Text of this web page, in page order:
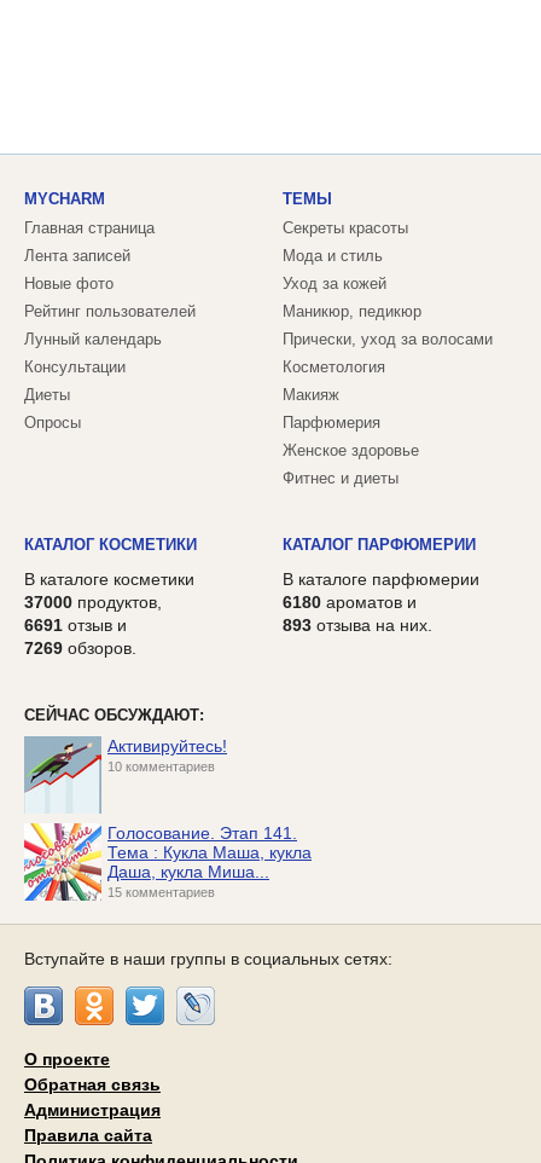
MYCHARM
Главная страница
Лента записей
Новые фото
Рейтинг пользователей
Лунный календарь
Консультации
Диеты
Опросы
ТЕМЫ
Секреты красоты
Мода и стиль
Уход за кожей
Маникюр, педикюр
Прически, уход за волосами
Косметология
Макияж
Парфюмерия
Женское здоровье
Фитнес и диеты
КАТАЛОГ КОСМЕТИКИ
В каталоге косметики
37000 продуктов,
6691 отзыв и
7269 обзоров.
КАТАЛОГ ПАРФЮМЕРИИ
В каталоге парфюмерии
6180 ароматов и
893 отзыва на них.
СЕЙЧАС ОБСУЖДАЮТ:
Активируйтесь!
10 комментариев
Голосование. Этап 141.
Тема : Кукла Маша, кукла
Даша, кукла Миша...
15 комментариев
Вступайте в наши группы в социальных сетях:
О проекте
Обратная связь
Администрация
Правила сайта